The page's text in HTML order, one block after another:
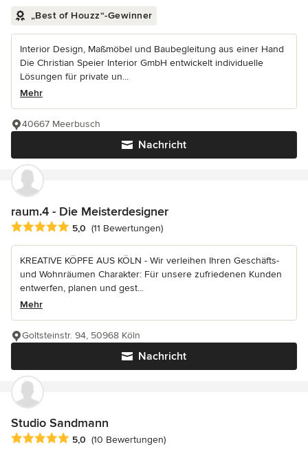
„Best of Houzz“-Gewinner
Interior Design, Maßmöbel und Baubegleitung aus einer Hand
Die Christian Speier Interior GmbH entwickelt individuelle
Lösungen für private un...
Mehr
Nachricht
40667 Meerbusch
raum.4 - Die Meisterdesigner
Durchschnittliche Bewertung: 5 von 5 Sternen
5,0 (11 Bewertungen)
KREATIVE KÖPFE AUS KÖLN - Wir verleihen Ihren Geschäfts-
und Wohnräumen Charakter: Für unsere zufriedenen Kunden
entwerfen, planen und gest...
Mehr
Nachricht
Goltsteinstr. 94, 50968 Köln
Studio Sandmann
Durchschnittliche Bewertung: 5 von 5 Sternen
5,0 (10 Bewertungen)